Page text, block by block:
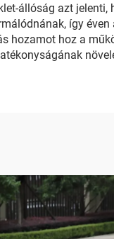
állóság azt
így
hozamot hoz a